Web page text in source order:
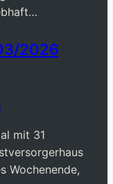
2026
mit 31
Wochenende,